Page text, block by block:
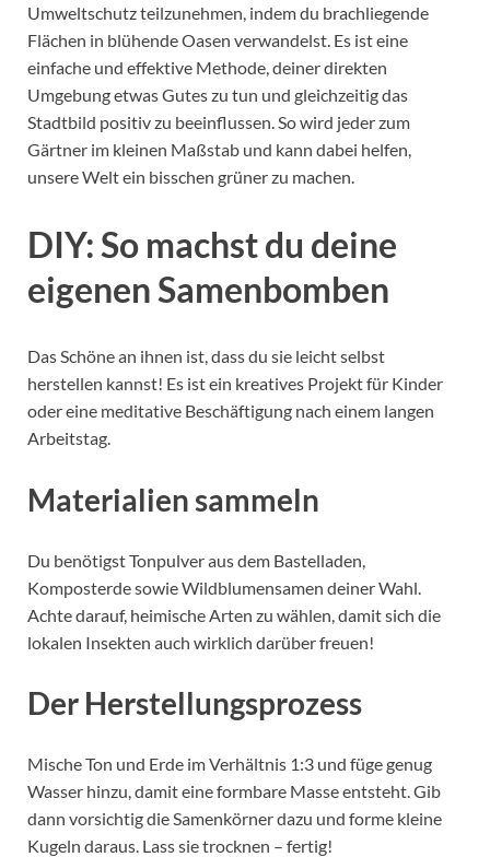
Umweltschutz teilzunehmen, indem du brachliegende
Flächen in blühende Oasen verwandelst. Es ist eine
einfache und effektive Methode, deiner direkten
Umgebung etwas Gutes zu tun und gleichzeitig das
Stadtbild positiv zu beeinflussen. So wird jeder zum
Gärtner im kleinen Maßstab und kann dabei helfen,
unsere Welt ein bisschen grüner zu machen.
DIY: So machst du deine
eigenen Samenbomben
Das Schöne an ihnen ist, dass du sie leicht selbst
herstellen kannst! Es ist ein kreatives Projekt für Kinder
oder eine meditative Beschäftigung nach einem langen
Arbeitstag.
Materialien sammeln
Du benötigst Tonpulver aus dem Bastelladen,
Komposterde sowie Wildblumensamen deiner Wahl.
Achte darauf, heimische Arten zu wählen, damit sich die
lokalen Insekten auch wirklich darüber freuen!
Der Herstellungsprozess
Mische Ton und Erde im Verhältnis 1:3 und füge genug
Wasser hinzu, damit eine formbare Masse entsteht. Gib
dann vorsichtig die Samenkörner dazu und forme kleine
Kugeln daraus. Lass sie trocknen – fertig!